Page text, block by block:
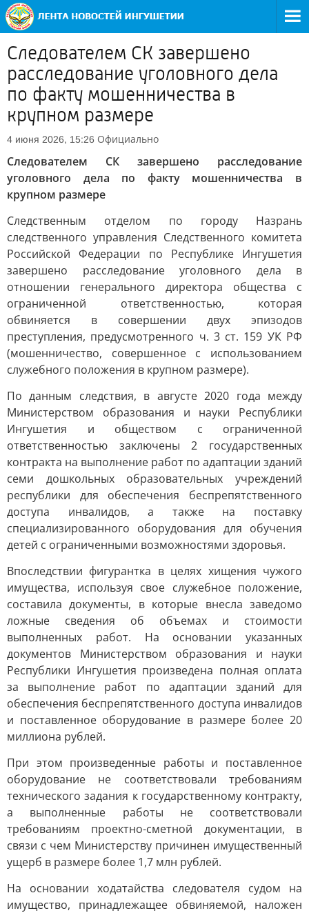
Следователем СК завершено
расследование уголовного дела
по факту мошенничества в
крупном размере
4 июня 2026, 15:26 Официально
Следователем СК завершено расследование
уголовного дела по факту мошенничества в
крупном размере
Следственным отделом по городу Назрань
следственного управления Следственного комитета
Российской Федерации по Республике Ингушетия
завершено расследование уголовного дела в
отношении генерального директора общества с
ограниченной ответственностью, которая
обвиняется в совершении двух эпизодов
преступления, предусмотренного ч. 3 ст. 159 УК РФ
(мошенничество, совершенное с использованием
служебного положения в крупном размере).
По данным следствия, в августе 2020 года между
Министерством образования и науки Республики
Ингушетия и обществом с ограниченной
ответственностью заключены 2 государственных
контракта на выполнение работ по адаптации зданий
семи дошкольных образовательных учреждений
республики для обеспечения беспрепятственного
доступа инвалидов, а также на поставку
специализированного оборудования для обучения
детей с ограниченными возможностями здоровья.
Впоследствии фигурантка в целях хищения чужого
имущества, используя свое служебное положение,
составила документы, в которые внесла заведомо
ложные сведения об объемах и стоимости
выполненных работ. На основании указанных
документов Министерством образования и науки
Республики Ингушетия произведена полная оплата
за выполнение работ по адаптации зданий для
обеспечения беспрепятственного доступа инвалидов
и поставленное оборудование в размере более 20
миллиона рублей.
При этом произведенные работы и поставленное
оборудование не соответствовали требованиям
технического задания к государственному контракту,
а выполненные работы не соответствовали
требованиям проектно-сметной документации, в
связи с чем Министерству причинен имущественный
ущерб в размере более 1,7 млн рублей.
На основании ходатайства следователя судом на
имущество, принадлежащее обвиняемой, наложен